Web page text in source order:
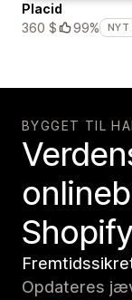
Placid
360 $
99% NYT
BYGGET TIL
Opdateres